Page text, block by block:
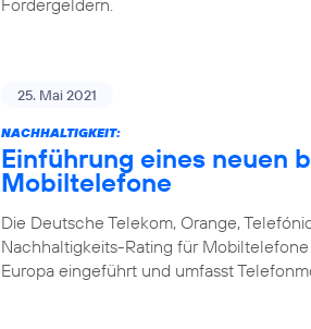
Fördergeldern.
25. Mai 2021
NACHHALTIGKEIT:
Einführung eines neuen
Mobiltelefone
Die Deutsche Telekom, Orange,
Nachhaltigkeits-Rating für
Europa eingeführt und umfasst